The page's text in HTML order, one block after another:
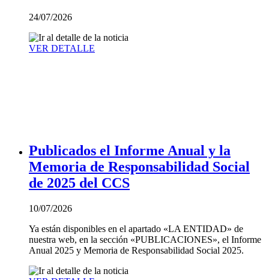
24/07/2026
VER DETALLE
Publicados el Informe Anual y la
Memoria de Responsabilidad Social
de 2025 del CCS
10/07/2026
Ya están disponibles en el apartado «LA ENTIDAD» de
nuestra web, en la sección «PUBLICACIONES», el Informe
Anual 2025 y Memoria de Responsabilidad Social 2025.